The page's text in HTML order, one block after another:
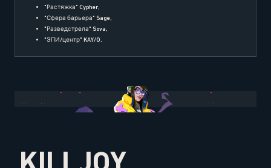
"Растяжка" Cypher,
"Сфера барьера" Sage,
"Разведстрела" Sova,
"ЭПИ/центр" KAY/O.